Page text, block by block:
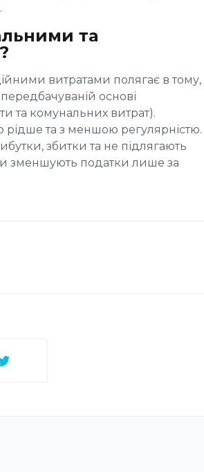
та
витратами полягає в тому,
основі
та комунальних витрат).
рідше та з меншою регулярністю.
збитки та не підлягають
зменшують податки лише за